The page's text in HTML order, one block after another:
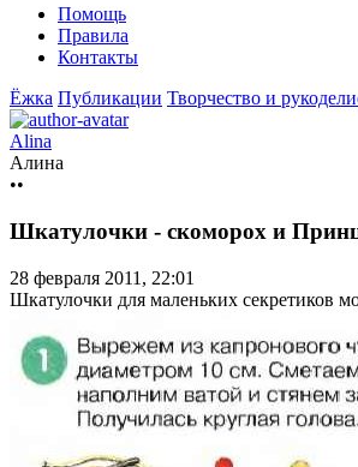
Помощь
Правила
Контакты
Ёжка Публикации Творчество и
Alina
Алина
••
Шкатулочки - скоморох и
28 февраля 2011, 22:01
Шкатулочки для маленьких секретиков